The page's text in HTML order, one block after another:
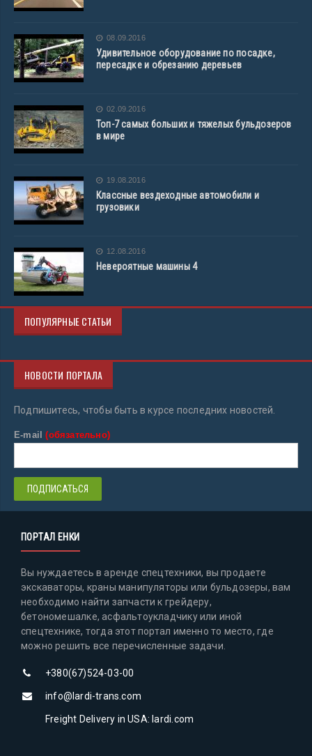
08.09.2016
Удивительное оборудование по посадке,
пересадке и обрезанию деревьев
02.09.2016
Топ-7 самых больших и тяжелых бульдозеров
в мире
19.08.2016
Классные вездеходные автомобили и
грузовики
12.08.2016
Невероятные машины 4
ПОПУЛЯРНЫЕ СТАТЬИ
НОВОСТИ ПОРТАЛА
Подпишитесь, чтобы быть в курсе последних новостей.
E-mail(обязательно)
ПОРТАЛ ЕНКИ
Вы нуждаетесь в аренде спецтехники, вы продаете
экскаваторы, краны манипуляторы или бульдозеры, вам
необходимо найти запчасти к грейдеру,
бетономешалке, асфальтоукладчику или иной
спецтехнике, тогда этот портал именно то место, где
можно решить все перечисленные задачи.
+380(67)524-03-00
info@lardi-trans.com
Freight Delivery in USA: lardi.com